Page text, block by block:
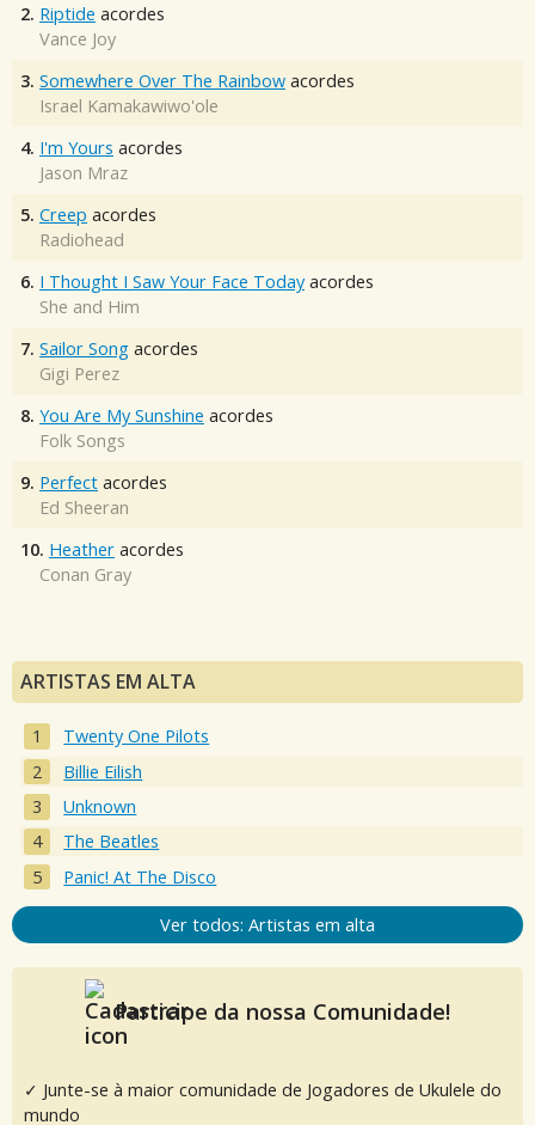
2. Riptide acordes
Vance Joy
3. Somewhere Over The Rainbow acordes
Israel Kamakawiwo'ole
4. I'm Yours acordes
Jason Mraz
5. Creep acordes
Radiohead
6. I Thought I Saw Your Face Today acordes
She and Him
7. Sailor Song acordes
Gigi Perez
8. You Are My Sunshine acordes
Folk Songs
9. Perfect acordes
Ed Sheeran
10. Heather acordes
Conan Gray
ARTISTAS EM ALTA
Twenty One Pilots
Billie Eilish
Unknown
The Beatles
Panic! At The Disco
Ver todos: Artistas em alta
Participe da nossa Comunidade!
✓ Junte-se à maior comunidade de Jogadores de Ukulele do
mundo